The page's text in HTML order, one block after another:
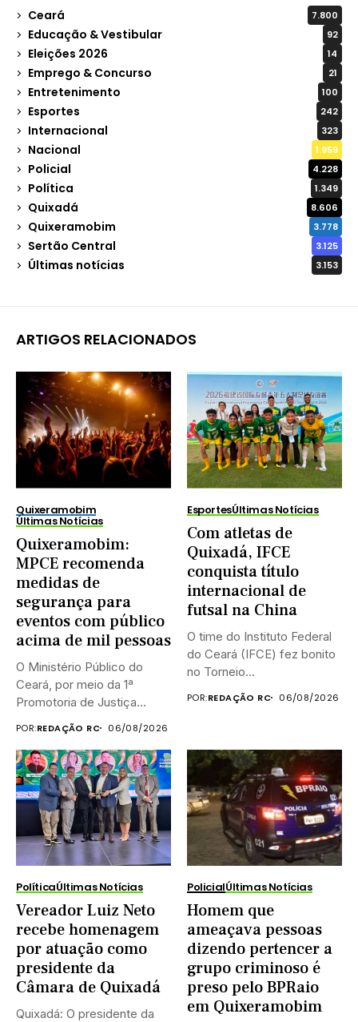
Ceará 7.800
Educação & Vestibular 92
Eleições 2026 14
Emprego & Concurso 21
Entretenimento 100
Esportes 242
Internacional 323
Nacional 1.959
Policial 4.228
Política 1.349
Quixadá 8.606
Quixeramobim 3.778
Sertão Central 3.125
Últimas notícias 3.153
ARTIGOS RELACIONADOS
Quixeramobim
Últimas Notícias
Quixeramobim:
MPCE recomenda
medidas de
segurança para
eventos com público
acima de mil pessoas
O Ministério Público do
Ceará, por meio da 1ª
Promotoria de Justiça...
POR:REDAÇÃO RC 06/08/2026
EsportesÚltimas Notícias
Com atletas de
Quixadá, IFCE
conquista título
internacional de
futsal na China
O time do Instituto Federal
do Ceará (IFCE) fez bonito
no Torneio...
POR:REDAÇÃO RC 06/08/2026
PolíticaÚltimas Notícias
Vereador Luiz Neto
recebe homenagem
por atuação como
presidente da
Câmara de Quixadá
Quixadá: O presidente da
PolicialÚltimas Notícias
Homem que
ameaçava pessoas
dizendo pertencer a
grupo criminoso é
preso pelo BPRaio
em Quixeramobim